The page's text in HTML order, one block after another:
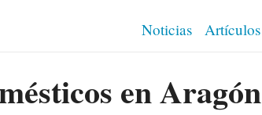
Noticias Artículos
en Aragón